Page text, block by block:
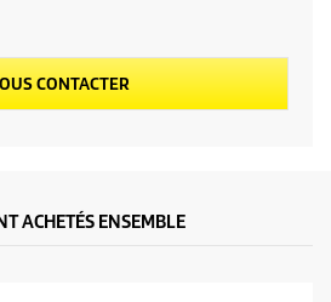
CONTACTER
ACHETÉS ENSEMBLE